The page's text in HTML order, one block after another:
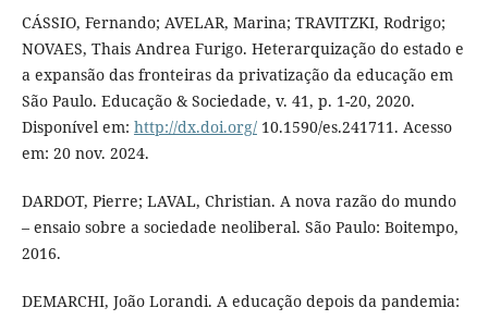
CÁSSIO, Fernando; AVELAR, Marina; TRAVITZKI, Rodrigo;
NOVAES, Thais Andrea Furigo. Heterarquização do estado e
a expansão das fronteiras da privatização da educação em
São Paulo. Educação & Sociedade, v. 41, p. 1-20, 2020.
Disponível em: http://dx.doi.org/10.1590/es.241711. Acesso
em: 20 nov. 2024.
DARDOT, Pierre; LAVAL, Christian. A nova razão do mundo
– ensaio sobre a sociedade neoliberal. São Paulo: Boitempo,
2016.
DEMARCHI, João Lorandi. A educação depois da pandemia: